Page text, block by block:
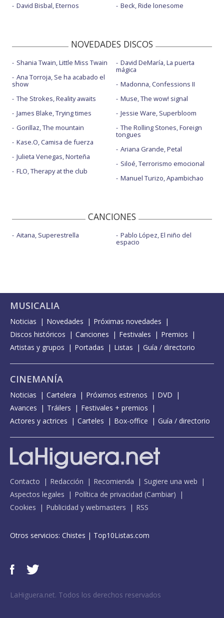
David Bisbal, Eternos
Beck, Ride lonesome
NOVEDADES DISCOS
Shania Twain, Little Miss Twain
Ana Torroja, Se ha acabado el
show
The Strokes, Reality awaits
James Blake, Trying times
Gorillaz, The mountain
Kase.O, Camisa de fuerza
Julieta Venegas, Norteña
FLO, Therapy at the club
David DeMaría, La puerta
mágica
Madonna, Confessions II
Muse, The wow! signal
Jessie Ware, Superbloom
The Rolling Stones, Foreign
tongues
Ariana Grande, Petal
Siloé, Terrorismo emocional
Manuel Turizo, Apambichao
CANCIONES
Aitana, Superestrella Pablo López, El niño del
espacio
MUSICALIA
Noticias Novedades
Próximas novedades
Discos históricos
Canciones Festivales
Premios
Artistas y grupos
Portadas Listas Guía / directorio
CINEMANÍA
Noticias Cartelera Próximos estrenos
DVD
Avances
Tráilers
Festivales + premios
Actores y actrices
Carteles Box-office Guía / directorio
Contacto Redacción Recomienda
Sugiere una web
Aspectos legales
Política de privacidad (Cambiar)
Cookies
Publicidad y webmasters RSS
Otros servicios: Chistes | Top10Listas.com
LaHiguera.net. Todos los derechos reservados